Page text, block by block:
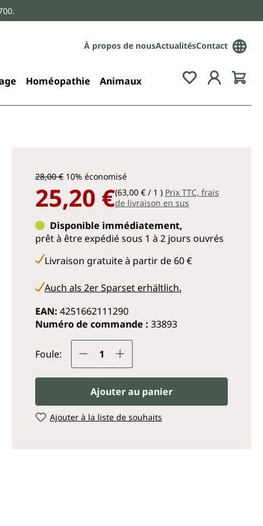
À propos de nousActualitésContact
Homéopathie Animaux
28,00 € 10% économisé
25,20 €(63,00 € / 1 ) Prix TTC, frais
de livraison en sus
Disponible immédiatement,
prêt à être expédié sous 1 à 2 jours ouvrés
Livraison gratuite à partir de 60 €
Auch als 2er Sparset erhältlich.
EAN: 4251662111290
Numéro de commande : 33893
Foule: Quantité de produit :
Ajouter au panier
Ajouter à la liste de souhaits